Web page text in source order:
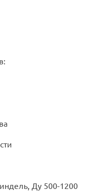
Ду 500-1200